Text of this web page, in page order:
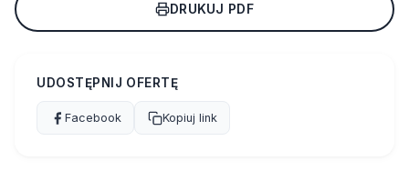
DRUKUJ PDF
UDOSTĘPNIJ OFERTĘ
Facebook Kopiuj link